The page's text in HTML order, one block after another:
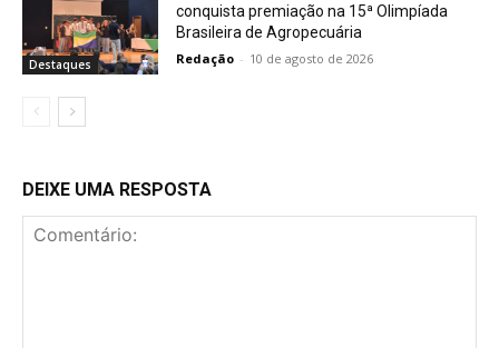
Destaques
conquista premiação na 15ª Olimpíada
Brasileira de Agropecuária
Redação - 10 de agosto de 2026
DEIXE UMA RESPOSTA